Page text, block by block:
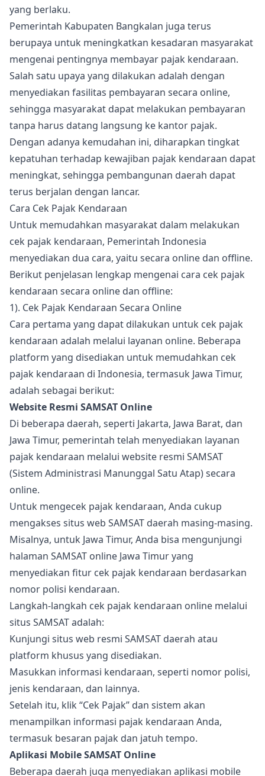
yang berlaku.
Pemerintah Kabupaten Bangkalan juga terus
berupaya untuk meningkatkan kesadaran masyarakat
mengenai pentingnya membayar pajak kendaraan.
Salah satu upaya yang dilakukan adalah dengan
menyediakan fasilitas pembayaran secara online,
sehingga masyarakat dapat melakukan pembayaran
tanpa harus datang langsung ke kantor pajak.
Dengan adanya kemudahan ini, diharapkan tingkat
kepatuhan terhadap kewajiban pajak kendaraan dapat
meningkat, sehingga pembangunan daerah dapat
terus berjalan dengan lancar.
Cara Cek Pajak Kendaraan
Untuk memudahkan masyarakat dalam melakukan
cek pajak kendaraan, Pemerintah Indonesia
menyediakan dua cara, yaitu secara online dan offline.
Berikut penjelasan lengkap mengenai cara cek pajak
kendaraan secara online dan offline:
1). Cek Pajak Kendaraan Secara Online
Cara pertama yang dapat dilakukan untuk cek pajak
kendaraan adalah melalui layanan online. Beberapa
platform yang disediakan untuk memudahkan cek
pajak kendaraan di Indonesia, termasuk Jawa Timur,
adalah sebagai berikut:
Website Resmi SAMSAT Online
Di beberapa daerah, seperti Jakarta, Jawa Barat, dan
Jawa Timur, pemerintah telah menyediakan layanan
pajak kendaraan melalui website resmi SAMSAT
(Sistem Administrasi Manunggal Satu Atap) secara
online.
Untuk mengecek pajak kendaraan, Anda cukup
mengakses situs web SAMSAT daerah masing-masing.
Misalnya, untuk Jawa Timur, Anda bisa mengunjungi
halaman SAMSAT online Jawa Timur yang
menyediakan fitur cek pajak kendaraan berdasarkan
nomor polisi kendaraan.
Langkah-langkah cek pajak kendaraan online melalui
situs SAMSAT adalah:
Kunjungi situs web resmi SAMSAT daerah atau
platform khusus yang disediakan.
Masukkan informasi kendaraan, seperti nomor polisi,
jenis kendaraan, dan lainnya.
Setelah itu, klik “Cek Pajak” dan sistem akan
menampilkan informasi pajak kendaraan Anda,
termasuk besaran pajak dan jatuh tempo.
Aplikasi Mobile SAMSAT Online
Beberapa daerah juga menyediakan aplikasi mobile